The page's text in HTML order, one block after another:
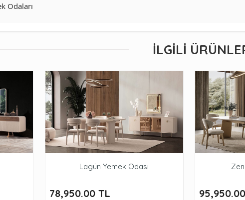
Odaları
İLGILI
Lagün Yemek Odası
78,950.00 TL